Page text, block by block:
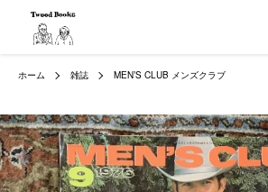
ホーム 雑誌 MEN’S CLUB メンズクラブ